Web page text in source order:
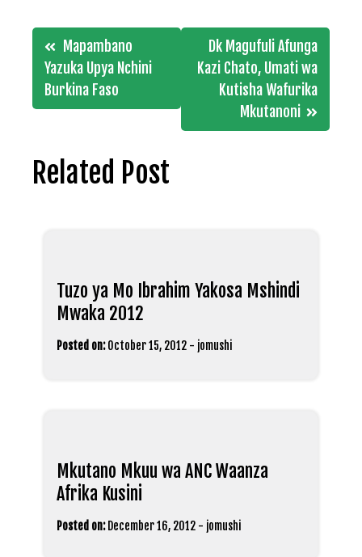
Post
navigation
Mapambano
Yazuka Upya Nchini
Burkina Faso
Dk Magufuli Afunga
Kazi Chato, Umati wa
Kutisha Wafurika
Mkutanoni
Related Post
Tuzo ya Mo Ibrahim Yakosa Mshindi
Mwaka 2012
Posted on: October 15, 2012 - jomushi
Mkutano Mkuu wa ANC Waanza
Afrika Kusini
Posted on: December 16, 2012 - jomushi